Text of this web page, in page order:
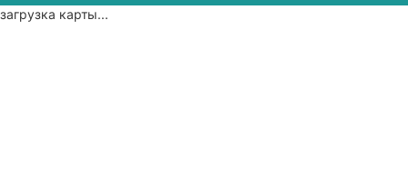
загрузка карты...